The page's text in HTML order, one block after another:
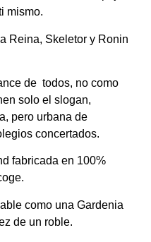
mismo.
Reina, Skeletor y Ronin
de todos, no como
solo el slogan,
pero urbana de
concertados.
fabricada en 100%
como una Gardenia
de un roble.